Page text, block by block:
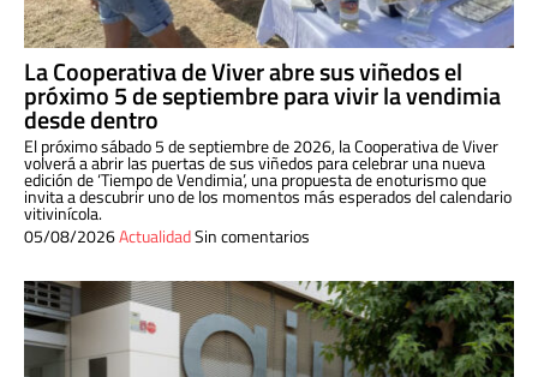
La Cooperativa de Viver abre sus viñedos el
próximo 5 de septiembre para vivir la vendimia
desde dentro
El próximo sábado 5 de septiembre de 2026, la Cooperativa de Viver
volverá a abrir las puertas de sus viñedos para celebrar una nueva
edición de ‘Tiempo de Vendimia’, una propuesta de enoturismo que
invita a descubrir uno de los momentos más esperados del calendario
vitivinícola.
05/08/2026ActualidadSin comentarios